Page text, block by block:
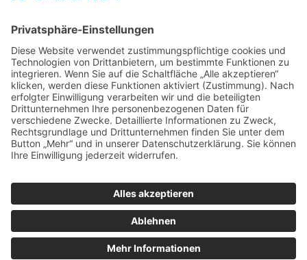
IMPRESSUM DATENSCHUTZERKLÄRUNG
PARTNER ÜBER UNS KONTAKT
© 2026 DEUTSCH-FRANZÖSISCHE GESELLSCHAFT
LEIPZIG